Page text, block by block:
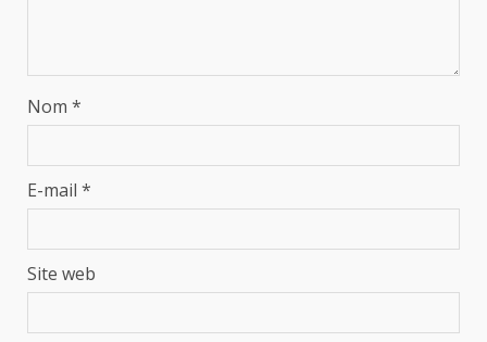
Nom *
E-mail *
Site web